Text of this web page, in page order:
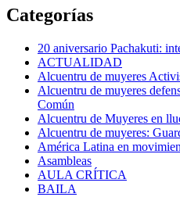
Categorías
20 aniversario Pachakuti:
ACTUALIDAD
Alcuentru de muyeres
Alcuentru de muyeres
Común
Alcuentru de Muyeres en
Alcuentru de muyeres:
América Latina en
Asambleas
AULA CRÍTICA
BAILA